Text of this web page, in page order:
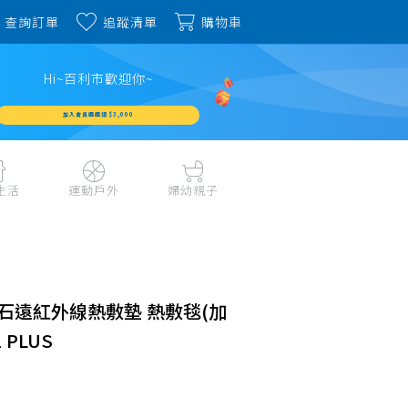
查詢訂單 追蹤清單 購物車
Hi~百利市歡迎你~
加入會員週週領 $3,000
活 運動戶外
健身、運動器材
運動配件、護具
婦幼親子
外出用品
遠紅外線熱敷墊 熱敷毯(加